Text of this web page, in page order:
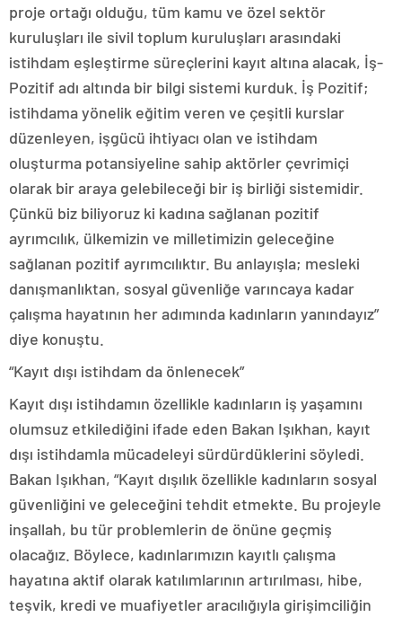
proje ortağı olduğu, tüm kamu ve özel sektör
kuruluşları ile sivil toplum kuruluşları arasındaki
istihdam eşleştirme süreçlerini kayıt altına alacak, İş-
Pozitif adı altında bir bilgi sistemi kurduk. İş Pozitif;
istihdama yönelik eğitim veren ve çeşitli kurslar
düzenleyen, işgücü ihtiyacı olan ve istihdam
oluşturma potansiyeline sahip aktörler çevrimiçi
olarak bir araya gelebileceği bir iş birliği sistemidir.
Çünkü biz biliyoruz ki kadına sağlanan pozitif
ayrımcılık, ülkemizin ve milletimizin geleceğine
sağlanan pozitif ayrımcılıktır. Bu anlayışla; mesleki
danışmanlıktan, sosyal güvenliğe varıncaya kadar
çalışma hayatının her adımında kadınların yanındayız”
diye konuştu.
“Kayıt dışı istihdam da önlenecek”
Kayıt dışı istihdamın özellikle kadınların iş yaşamını
olumsuz etkilediğini ifade eden Bakan Işıkhan, kayıt
dışı istihdamla mücadeleyi sürdürdüklerini söyledi.
Bakan Işıkhan, “Kayıt dışılık özellikle kadınların sosyal
güvenliğini ve geleceğini tehdit etmekte. Bu projeyle
inşallah, bu tür problemlerin de önüne geçmiş
olacağız. Böylece, kadınlarımızın kayıtlı çalışma
hayatına aktif olarak katılımlarının artırılması, hibe,
teşvik, kredi ve muafiyetler aracılığıyla girişimciliğin